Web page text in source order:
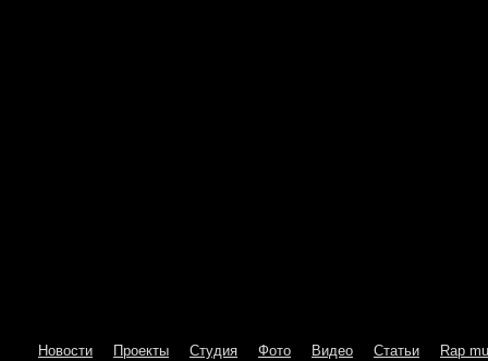
Новости Проекты Студия Фото Видео Статьи Rap